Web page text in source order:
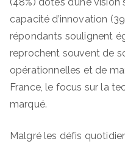
(48%) dotés d’une vision
capacité d’innovation
répondants soulignent
reprochent souvent de
opérationnelles et de
France, le focus sur la
marqué.
Malgré les défis